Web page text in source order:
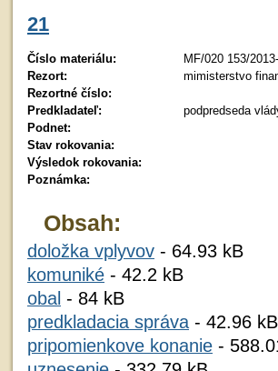
21
Číslo materiálu:
MF/020 153/
Rezort:
mimisterstvo
Rezortné číslo:
Predkladateľ:
podpredseda
Podnet:
Stav rokovania:
Výsledok rokovania:
Poznámka:
Obsah:
doložka vplyvov - 64.93 kB
komuniké - 42.2 kB
obal - 84 kB
predkladacia správa - 42.96 kB
pripomienkove konanie -